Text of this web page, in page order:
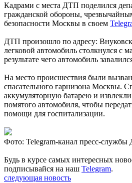
Кадрами с места ДТП поделился
гражданской обороны,
безопасности Москвы в своем
ДТП произошло по адресу:
легковой автомобиль столкнулся с
результате чего автомобиль
На место происшествия были
спасательного гарнизона Москвы.
аккумуляторную батарею и
помятого автомобиля, чтобы
помощи для госпитализации.
Фото: Telegram-канал пресс-
Будь в курсе самых интересных
подписывайся на наш Telegram.
следующая новость